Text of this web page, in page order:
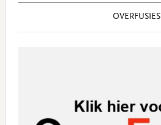
OVERFUSIES